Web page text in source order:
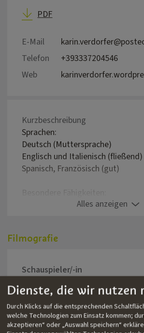
PDF
E-Mail
Telefon
+393337204546
Web
Kurzbeschreibung
Sprachen:
Deutsch (Muttersprache)
Englisch und Italienisch (fließend)
Spanisch, Französisch (gut)
Gitarre, Klavier, Gesang
Yoga
Alles anzeigen
Filmografie
Schauspieler/-in
Jahr
Titel
2022
Joe der Film
2021
Zwei Darsteller suchen
Regisseur
Dienste, die wir nutzen
Durch Klicks auf die entsprechenden
welche Technologien zum Einsatz kommen;
akzeptieren“ oder „Auswahl speichern“